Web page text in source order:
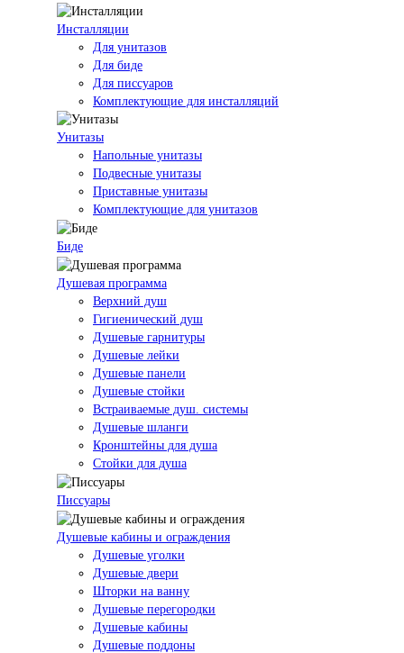
Инсталляции
Для унитазов
Для биде
Для писсуаров
Комплектующие для инсталляций
Унитазы
Напольные унитазы
Подвесные унитазы
Приставные унитазы
Комплектующие для унитазов
Биде
Душевая программа
Верхний душ
Гигиенический душ
Душевые гарнитуры
Душевые лейки
Душевые панели
Душевые стойки
Встраиваемые душ. системы
Душевые шланги
Кронштейны для душа
Стойки для душа
Писсуары
Душевые кабины и ограждения
Душевые уголки
Душевые двери
Шторки на ванну
Душевые перегородки
Душевые кабины
Душевые поддоны